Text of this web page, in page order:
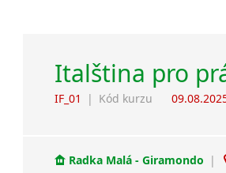
Italština pro
IF_01 | Kód kurzu
Radka Malá - Giramondo |